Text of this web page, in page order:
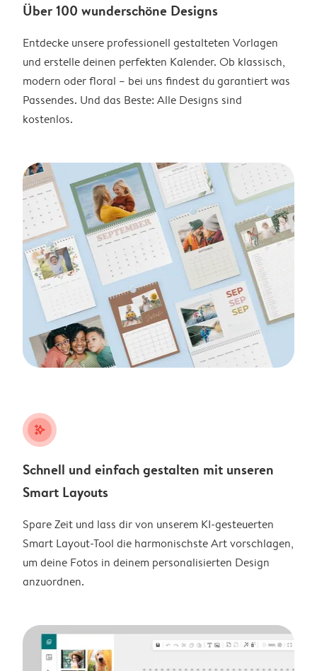
Über 100 wunderschöne Designs
Entdecke unsere professionell gestalteten Vorlagen
und erstelle deinen perfekten Kalender. Ob klassisch,
modern oder floral – bei uns findest du garantiert was
Passendes. Und das Beste: Alle Designs sind
kostenlos.
stars_plus
Schnell und einfach gestalten mit unseren
Smart Layouts
Spare Zeit und lass dir von unserem KI-gesteuerten
Smart Layout-Tool die harmonischste Art vorschlagen,
um deine Fotos in deinem personalisierten Design
anzuordnen.